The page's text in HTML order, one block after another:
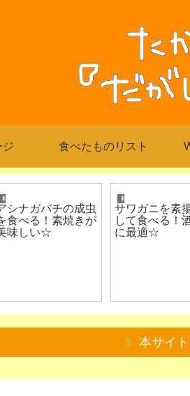
ジ 食べたものリスト
料理/食べる
シナガバチの成虫
食べる！素焼きが
味しい☆
料理/食べる
サワガニを素
して食べる！
に最適☆
本サイ